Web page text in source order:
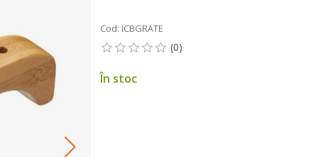
Cod: ICBGRATE
În stoc